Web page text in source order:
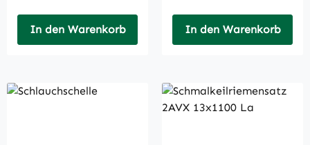
In den Warenkorb In den Warenkorb